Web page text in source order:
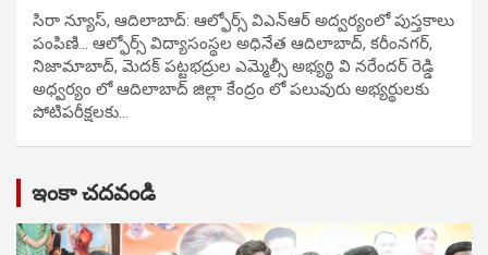
సిరా న్యూస్, ఆదిలాబాద్: ఆల్ఫోర్స్ విఎన్ఆర్ అద్వర్యంలో పుస్తకాలు
పంపిణి… ఆల్ఫోర్స్ విద్యాసంస్థల అధినేత ఆదిలాబాద్, కరీంనగర్,
నిజామాబాద్, మెదక్ పట్టభద్రుల ఎమ్మెల్సీ అభ్యర్థి వి నరేందర్ రెడ్డి
అధ్వర్యం లో ఆదిలాబాద్ జిల్లా కేంద్రం లో పలువురు అభ్యర్థులకు
పోటిప‌రీక్ష‌ల‌కు…
ఇంకా చదవండి